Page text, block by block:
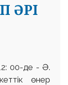
ӘРІ
00-де - Ә.
өнер